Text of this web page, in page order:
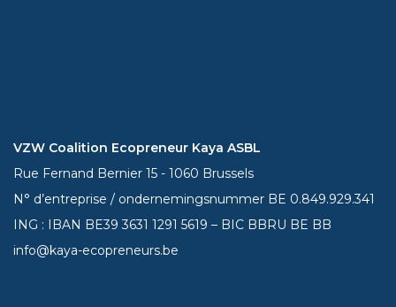
VZW Coalition Ecopreneur Kaya ASBL
Rue Fernand Bernier 15 - 1060 Brussels
N° d’entreprise / ondernemingsnummer BE 0.849.929.341
ING : IBAN BE393631 1291 5619 – BIC BBRU BE BB
info@kaya-ecopreneurs.be